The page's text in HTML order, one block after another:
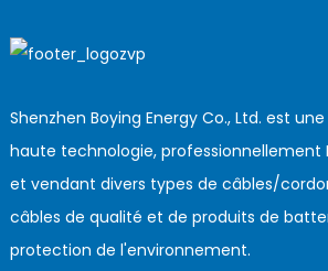
Shenzhen Boying Energy Co., Ltd. est
haute technologie, professionnellement
et vendant divers types de câbles/
câbles de qualité et de produits de
protection de l'environnement.